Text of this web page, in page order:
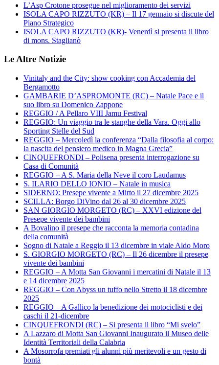
L’Asp Crotone prosegue nel miglioramento dei servizi
ISOLA CAPO RIZZUTO (KR) – Il 17 gennaio si discute del
Piano Strategico
ISOLA CAPO RIZZUTO (KR)- Venerdì si presenta il libro
di mons. Staglianò
Le Altre Notizie
Vinitaly and the City: show cooking con Accademia del
Bergamotto
GAMBARIE D’ASPROMONTE (RC) – Natale Pace e il
suo libro su Domenico Zappone
REGGIO / A Pellaro VIII Jamu Festival
REGGIO: Un viaggio tra le stanghe della Vara. Oggi allo
Sporting Stelle del Sud
REGGIO – Mercoledì la conferenza “Dalla filosofia al corpo:
la nascita del pensiero medico in Magna Grecia”
CINQUEFRONDI – Polisena presenta interrogazione su
Casa di Comunità
REGGIO – A S. Maria della Neve il coro Laudamus
S. ILARIO DELLO IONIO – Natale in musica
SIDERNO: Presepe vivente a Mirto il 27 dicembre 2025
SCILLA: Borgo DiVino dal 26 al 30 dicembre 2025
SAN GIORGIO MORGETO (RC) – XXVI edizione del
Presepe vivente dei bambini
A Bovalino il presepe che racconta la memoria contadina
della comunità
Sogno di Natale a Reggio il 13 dicembre in viale Aldo Moro
S. GIORGIO MORGETO (RC) – Il 26 dicembre il presepe
vivente dei bambini
REGGIO – A Motta San Giovanni i mercatini di Natale il 13
e 14 dicembre 2025
REGGIO – Con Abyss un tuffo nello Stretto il 18 dicembre
2025
REGGIO – A Gallico la benedizione dei motociclisti e dei
caschi il 21-dicembre
CINQUEFRONDI (RC) – Si presenta il libro “Mi svelo”
A Lazzaro di Motta San Giovanni Inaugurato il Museo delle
Identità Territoriali della Calabria
A Mosorrofa premiati gli alunni più meritevoli e un gesto di
bontà